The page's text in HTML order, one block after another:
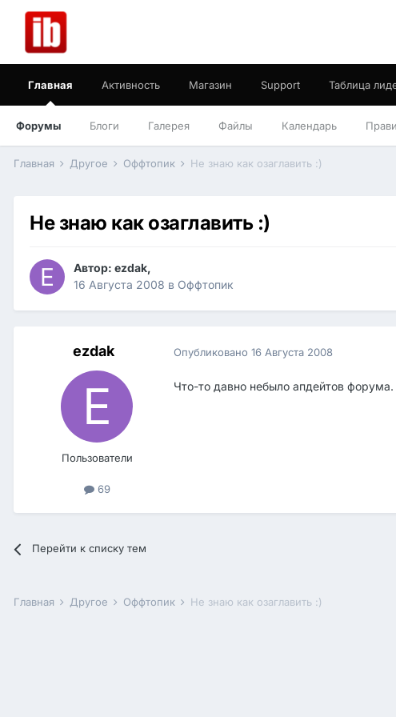
Главная
Форумы Блоги Галерея Файлы Календарь
Активность Магазин Support Таблица
Главная Другое Оффтопик Не знаю как озаглавить :)
Не знаю как озаглавить :)
Автор: ezdak,
16 Августа 2008 в Оффтопик
ezdak
Пользователи
69
Опубликовано 16 Августа 2008
Что-то давно небыло апдейтов
Перейти к списку тем
Главная Другое Оффтопик Не знаю как озаглавить :)